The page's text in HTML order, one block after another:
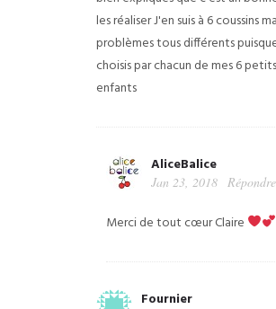
les réaliserJ'en suis à 6 coussins
problèmes tous différents
choisis par chacun de mes 6 petits
enfants
AliceBalice
Jan 23, 2018 Répondre
Merci de tout cœur Claire
Fournier